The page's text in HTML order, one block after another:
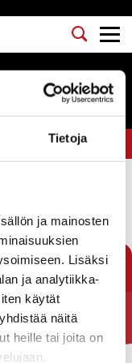
Tietoja
ja mainosten
Lisäksi
ja analytiikka-
käytät
näitä
heille tai joita on